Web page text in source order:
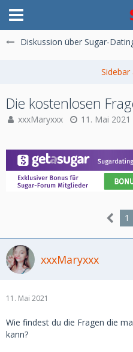
Diskussion über Sugar-
Die kostenlosen
xxxMaryxxx 11. Mai 2021
1
xxxMaryxxx
11. Mai 2021
Wie findest du die Fragen die
kann?